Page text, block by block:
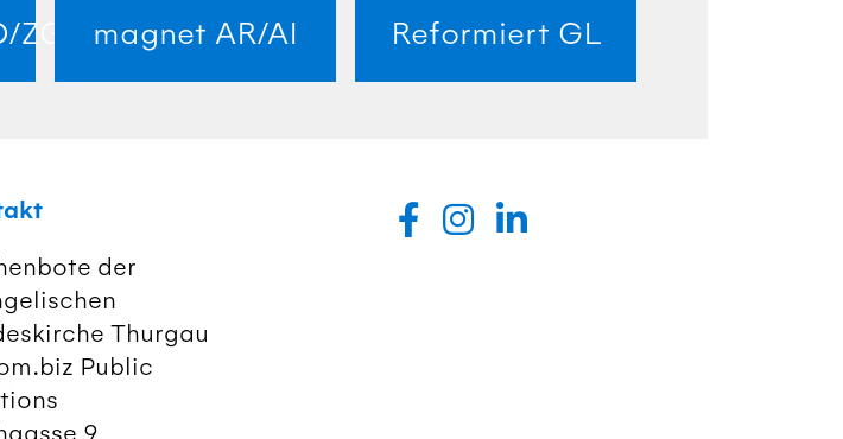
magnet AR/AI Reformiert GL
der
Thurgau
Public
9